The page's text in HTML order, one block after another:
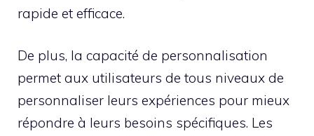
rapide et efficace.
De plus, la capacité de personnalisation
permet aux utilisateurs de tous niveaux de
personnaliser leurs expériences pour mieux
répondre à leurs besoins spécifiques. Les